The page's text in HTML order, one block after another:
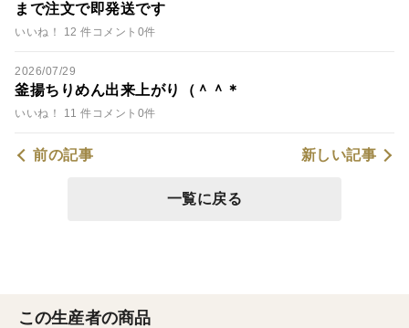
まで注文で即発送です
いいね！ 12 件 コメント0件
2026/07/29
釜揚ちりめん出来上がり（＾＾＊
いいね！ 11 件 コメント0件
前の記事 新しい記事
一覧に戻る
この生産者の商品